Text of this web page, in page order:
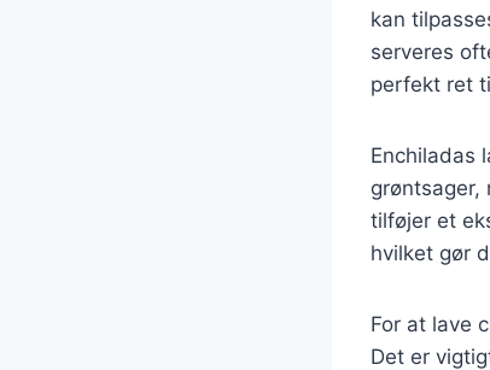
kan
serveres
perfekt ret
Enchiladas
tilføjer et
hvilket gør
For at lave
Det er